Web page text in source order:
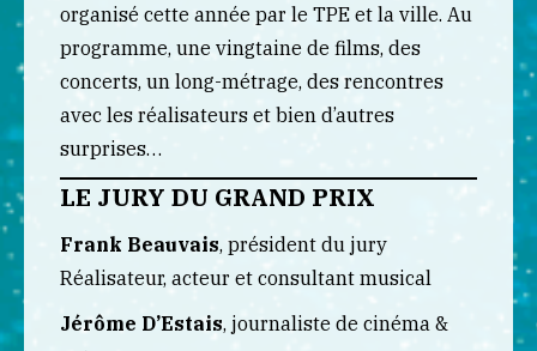
organisé cette année par le TPE et la ville. Au
programme, une vingtaine de films, des
concerts, un long-métrage, des rencontres
avec les réalisateurs et bien d’autres
surprises…
LE JURY DU GRAND PRIX
Frank Beauvais, président du jury
Réalisateur, acteur et consultant musical
Jérôme D’Estais, journaliste de cinéma &